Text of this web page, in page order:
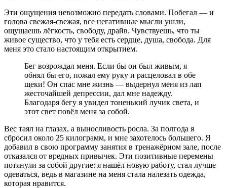
Эти ощущения невозможно передать словами. Побегал — и
голова свежая-свежая, все негативные мысли ушли,
ощущаешь лёгкость, свободу, драйв. Чувствуешь, что ты
живое существо, что у тебя есть сердце, душа, свобода. Для
меня это стало настоящим открытием.
Бег возрождал меня. Если бы он был живым, я
обнял бы его, пожал ему руку и расцеловал в обе
щеки! Он спас мне жизнь — выдернул меня из лап
жесточайшей депрессии, дал мне надежду.
Благодаря бегу я увидел тоненький лучик света, и
этот свет повёл меня за собой.
Вес таял на глазах, а выносливость росла. За полгода я
сбросил около 25 килограмм, и мне захотелось большего. Я
добавил в свою программу занятия в тренажёрном зале, после
отказался от вредных привычек. Эти позитивные перемены
потянули за собой другие: я нашёл новую работу, стал лучше
одеваться, ведь в магазине на меня стала налезать одежда,
которая нравится.